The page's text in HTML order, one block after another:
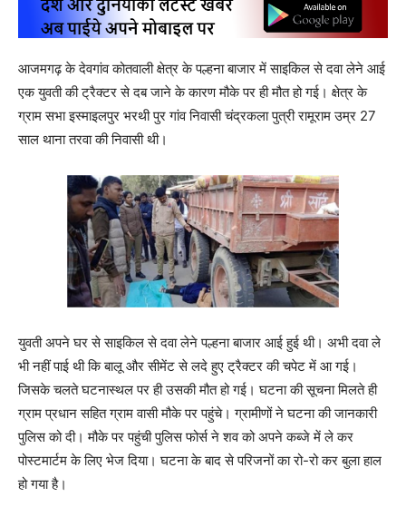
आजमगढ़ के देवगांव कोतवाली क्षेत्र के पल्हना बाजार में साइकिल से दवा लेने आई
एक युवती की ट्रैक्टर से दब जाने के कारण मौके पर ही मौत हो गई। क्षेत्र के
ग्राम सभा इस्माइलपुर भरथी पुर गांव निवासी चंद्रकला पुत्री रामूराम उम्र 27
साल थाना तरवा की निवासी थी।
युवती अपने घर से साइकिल से दवा लेने पल्हना बाजार आई हुई थी। अभी दवा ले
भी नहीं पाई थी कि बालू और सीमेंट से लदे हुए ट्रैक्टर की चपेट में आ गई।
जिसके चलते घटनास्थल पर ही उसकी मौत हो गई। घटना की सूचना मिलते ही
ग्राम प्रधान सहित ग्राम वासी मौके पर पहुंचे। ग्रामीणों ने घटना की जानकारी
पुलिस को दी। मौके पर पहुंची पुलिस फोर्स ने शव को अपने कब्जे में ले कर
पोस्टमार्टम के लिए भेज दिया। घटना के बाद से परिजनों का रो-रो कर बुला हाल
हो गया है।